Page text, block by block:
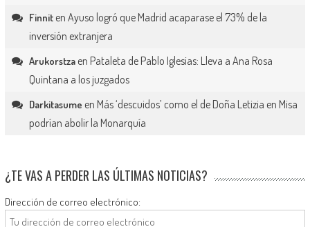
Finniten Ayuso logró que Madrid acaparase el 73% de la
inversión extranjera
Arukorstzaen Pataleta de Pablo Iglesias: Lleva a Ana Rosa
Quintana a los juzgados
Darkitasume en Más ‘descuidos’ como el de Doña Letizia en Misa
podrían abolir la Monarquía
¿TE VAS A PERDER LAS ÚLTIMAS NOTICIAS?
Dirección de correo electrónico: